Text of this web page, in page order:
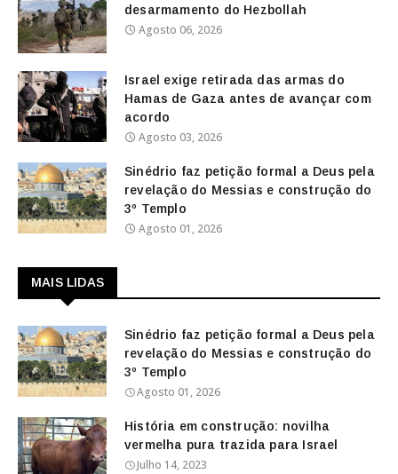
desarmamento do Hezbollah
Agosto 06, 2026
Israel exige retirada das armas do
Hamas de Gaza antes de avançar com
acordo
Agosto 03, 2026
Sinédrio faz petição formal a Deus pela
revelação do Messias e construção do
3º Templo
Agosto 01, 2026
MAIS LIDAS
Sinédrio faz petição formal a Deus pela
revelação do Messias e construção do
3º Templo
Agosto 01, 2026
História em construção: novilha
vermelha pura trazida para Israel
Julho 14, 2023